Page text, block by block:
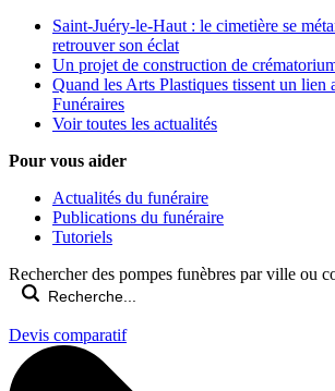
Saint-Juéry-le-Haut : le cimetière se
retrouver son éclat
Un projet de construction de
Quand les Arts Plastiques tissent un lien
Funéraires
Voir toutes les actualités
Pour vous aider
Actualités du funéraire
Publications du funéraire
Tutoriels
Rechercher des pompes funèbres par ville ou
Devis comparatif